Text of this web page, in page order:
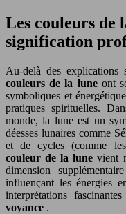
Les couleurs de
signification
Au-delà des explications
couleurs de la lune ont
symboliques et
pratiques spirituelles.
monde, la lune est un
déesses lunaires comme
et de cycles (comme
couleur de la lunevient
dimension
influençant les énergies
interprétations
voyance .